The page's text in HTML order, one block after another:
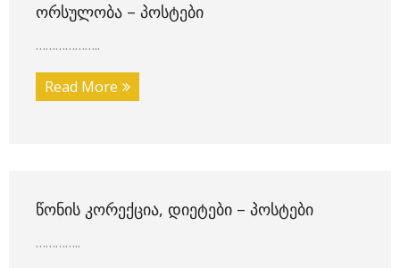
ᲝᲠᲡᲣᲚᲝᲑᲐ – ᲞᲝᲡᲢᲔᲑᲘ
………………..
Read More
ᲬᲝᲜᲘᲡ ᲙᲝᲠᲔᲥᲪᲘᲐ, ᲓᲘᲔᲢᲔᲑᲘ – ᲞᲝᲡᲢᲔᲑᲘ
…………..